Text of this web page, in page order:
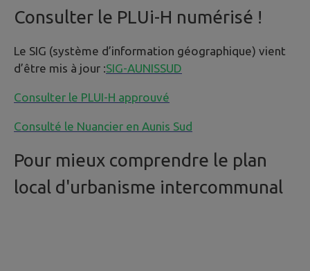
Consulter le PLUi-H numérisé !
Le SIG (système d’information géographique) vient
d’être mis à jour :SIG-AUNISSUD
Consulter le PLUI-H approuvé
Consulté le Nuancier en Aunis Sud
Pour mieux comprendre le plan
local d'urbanisme intercommunal